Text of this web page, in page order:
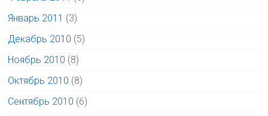
Январь 2011 (3)
Декабрь 2010 (5)
Ноябрь 2010 (8)
Октябрь 2010 (8)
Сентябрь 2010 (6)